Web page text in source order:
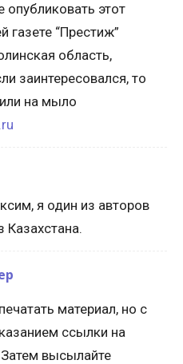
опубликовать этот
газете “Престиж”
область,
заинтересовался, то
на мыло
я один из авторов
Казахстана.
материал, но с
ссылки на
высылайте